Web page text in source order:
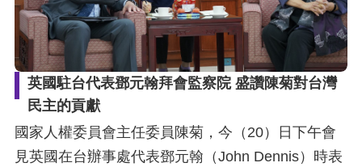
英國駐台代表鄧元翰拜會監察院 盛讚陳菊對台灣
民主的貢獻
國家人權委員會主任委員陳菊，今（20）日下午會
見英國在台辦事處代表鄧元翰（John Dennis）時表